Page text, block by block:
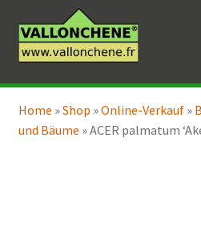
Navigation
springen
Inhalt
springen
Online-Verkauf
Coaching für den Garten
Home »Shop »Online-Verkauf»
und Bäume »ACER palmatum